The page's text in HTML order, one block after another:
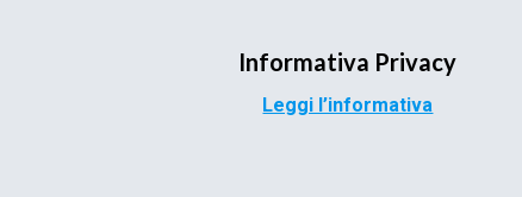
Informativa Privacy
Leggi l’informativa